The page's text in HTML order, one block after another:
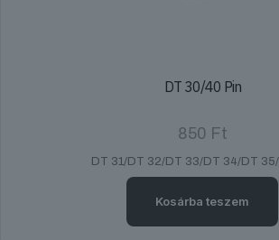
DT 30/40 Pin
850 Ft
DT 31/DT 32/DT 33/DT 34/DT
Kosárba teszem